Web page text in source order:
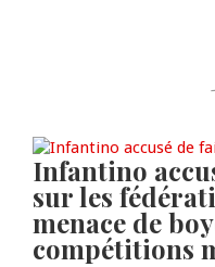
Infantino
sur les
menace de
compétitions